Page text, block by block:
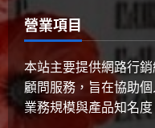
營業項目
本站主要提供網路行
顧問服務，旨在協助
業務規模與產品知名